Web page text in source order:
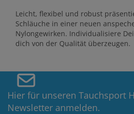
Leicht, flexibel und robust
Schläuche in einer neuen
Nylongewirken. Individualisiere
dich von der Qualität überzeugen.
Hier für unseren Tauchsport
Newsletter anmelden.